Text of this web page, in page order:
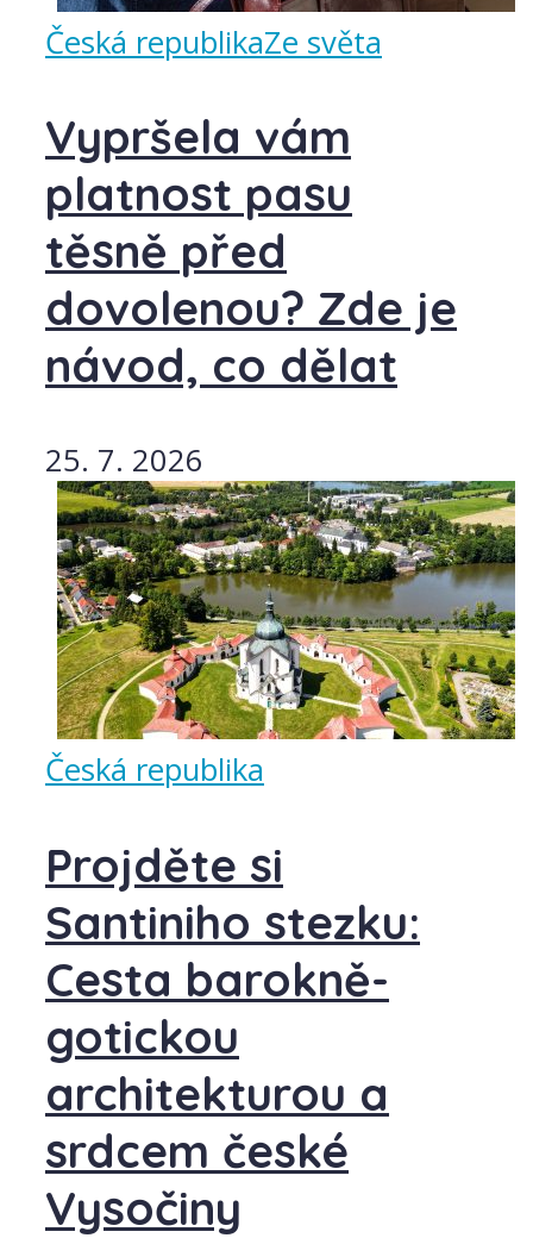
Česká republikaZe světa
Vypršela vám
platnost pasu
těsně před
dovolenou? Zde je
návod, co dělat
25. 7. 2026
Česká republika
Projděte si
Santiniho stezku:
Cesta barokně-
gotickou
architekturou a
srdcem české
Vysočiny